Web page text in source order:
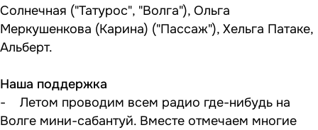
Солнечная ("Татурос", "Волга"), Ольга
Меркушенкова (Карина) ("Пассаж"), Хельга Патаке,
Альберт.
Наша поддержка
- Летом проводим всем радио где-нибудь на
Волге мини-сабантуй. Вместе отмечаем многие